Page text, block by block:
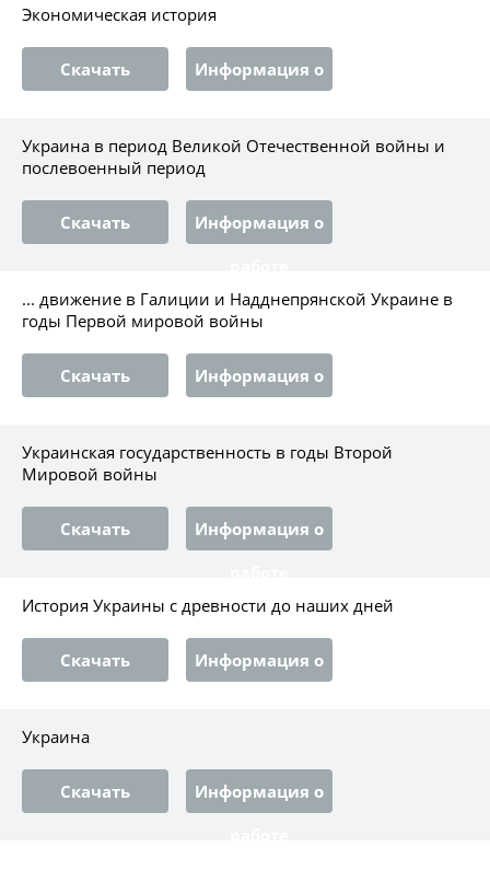
Экономическая история
Скачать
Информация о
Украина в период Великой Отечественной войны и
послевоенный период
Скачать
Информация о
... движение в Галиции и Надднепрянской Украине в
годы Первой мировой войны
Скачать
Информация о
Украинская государственность в годы Второй
Мировой войны
Скачать
Информация о
История Украины с древности до наших дней
Скачать
Информация о
Украина
Скачать
Информация о